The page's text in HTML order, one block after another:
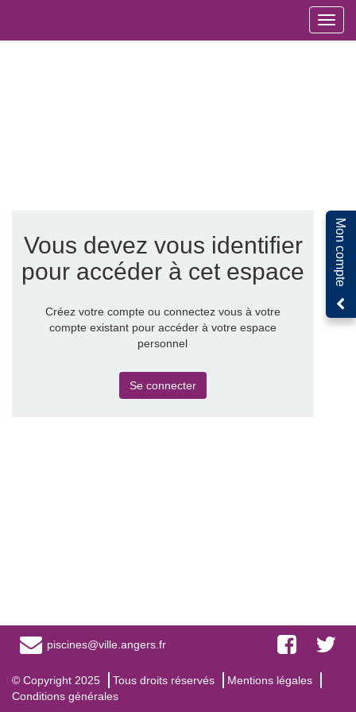
Mon compte
Vous devez vous identifier
pour accéder à cet espace
Créez votre compte ou connectez vous à votre
compte existant pour accéder à votre espace
personnel
Se connecter
piscines@ville.angers.fr
© Copyright 2025 Tous droits réservés
Mentions légales
Conditions générales